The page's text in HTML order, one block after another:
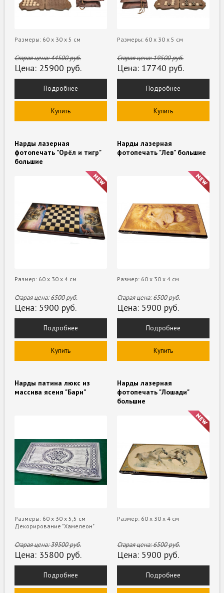
Размеры: 60 х 30 х 5 см
Старая цена:44500руб.
Цена: 25900 руб.
Подробнее
Купить
Размеры: 60 х 30 х 5 см
Старая цена:19500руб.
Цена: 17740 руб.
Подробнее
Купить
Нарды лазерная
фотопечать "Орёл и тигр"
большие
Размер: 60 х 30 х 4 см
Старая цена:6500руб.
Цена: 5900 руб.
Подробнее
Купить
Нарды лазерная
фотопечать "Лев" большие
Размер: 60 х 30 х 4 см
Старая цена:6500руб.
Цена: 5900 руб.
Подробнее
Купить
Нарды патина люкс из
массива ясеня "Бари"
Размеры: 60 х 30 х 5,5 см
Декорирование "Хамелеон"
Старая цена:39500руб.
Цена: 35800 руб.
Подробнее
Нарды лазерная
фотопечать "Лошади"
большие
Размер: 60 х 30 х 4 см
Старая цена:6500руб.
Цена: 5900 руб.
Подробнее